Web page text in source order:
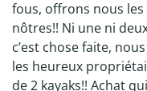
fous, offrons nous les
nôtres!! Ni une ni
c’est chose faite,
les heureux
de 2 kayaks!! Achat